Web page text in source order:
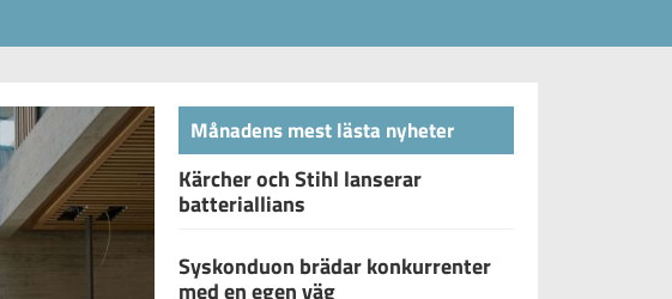
Månadens mest lästa nyheter
Kärcher och Stihl lanserar
batteriallians
Syskonduon brädar konkurrenter
med en egen väg